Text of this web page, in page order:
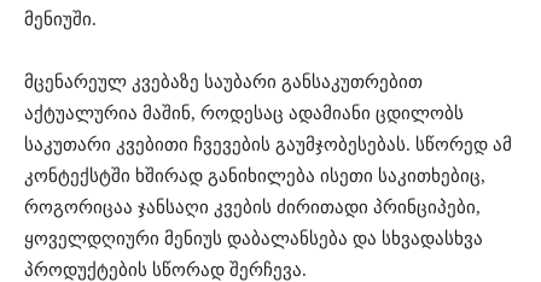
მენიუში.
მცენარეულ კვებაზე საუბარი განსაკუთრებით
აქტუალურია მაშინ, როდესაც ადამიანი ცდილობს
საკუთარი კვებითი ჩვევების გაუმჯობესებას. სწორედ ამ
კონტექსტში ხშირად განიხილება ისეთი საკითხებიც,
როგორიცაა ჯანსაღი კვების ძირითადი პრინციპები⁠,
ყოველდღიური მენიუს დაბალანსება და სხვადასხვა
პროდუქტების სწორად შერჩევა.